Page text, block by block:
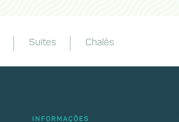
Suítes Chalés
INFORMAÇÕES